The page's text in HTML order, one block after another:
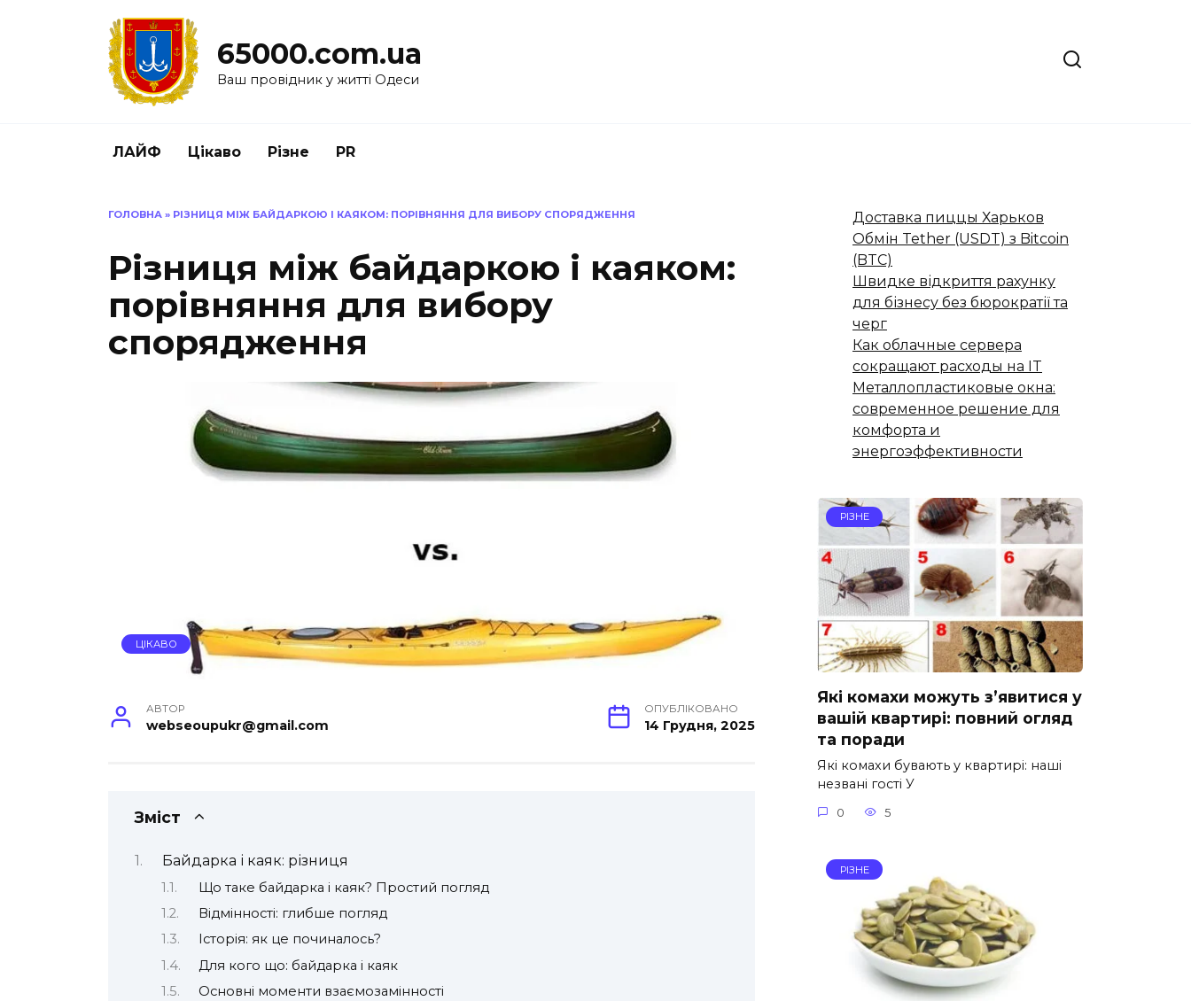
65000.com.ua
Ваш провідник у житті Одеси
ЛАЙФ Цікаво Різне PR
ГОЛОВНА » РІЗНИЦЯ МІЖ БАЙДАРКОЮ І КАЯКОМ: ПОРІВНЯННЯ ДЛЯ ВИБОРУ СПОРЯДЖЕННЯ
Різниця між байдаркою і каяком:
порівняння для вибору
спорядження
ЦІКАВО
АВТОР
webseoupukr@gmail.com
ОПУБЛІКОВАНО
14 Грудня, 2025
Зміст
Байдарка і каяк: різниця
Що таке байдарка і каяк? Простий погляд
Відмінності: глибше погляд
Історія: як це починалось?
Для кого що: байдарка і каяк
Основні моменти взаємозамінності
Доставка пиццы Харьков
Обмін Tether (USDT) з Bitcoin
(BTC)
Швидке відкриття рахунку
для бізнесу без бюрократії та
черг
Как облачные сервера
сокращают расходы на IT
Металлопластиковые окна:
современное решение для
комфорта и
энергоэффективности
РІЗНЕ
Які комахи можуть з’явитися у
вашій квартирі: повний огляд
та поради
Які комахи бувають у квартирі: наші
незвані гості У
0 5
РІЗНЕ